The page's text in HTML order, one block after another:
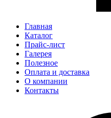
Главная
Каталог
Прайс-лист
Галерея
Полезное
Оплата и доставка
О компании
Контакты